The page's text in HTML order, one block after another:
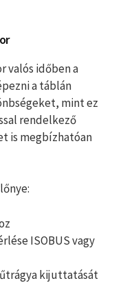
valós időben a
a táblán
mint ez
rendelkező
is megbízhatóan
ISOBUS vagy
kijuttatását